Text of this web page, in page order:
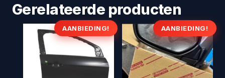
Gerelateerde producten
AANBIEDING! AANBIEDING!